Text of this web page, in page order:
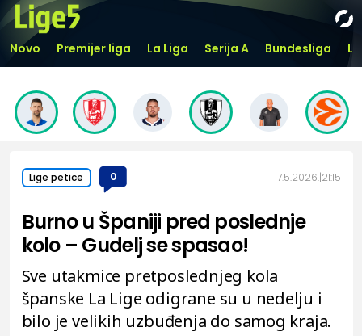
Novo Premijer liga La Liga Serija A Bundesliga
Lige petice 0 17.5.2026. 21:15
Burno u Španiji pred poslednje
kolo – Gudelj se spasao!
Sve utakmice pretposlednjeg kola
španske La Lige odigrane su u nedelju i
bilo je velikih uzbuđenja do samog kraja.